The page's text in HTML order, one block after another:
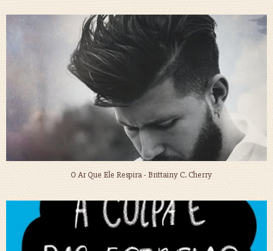
O Ar Que Ele Respira - Brittainy C. Cherry